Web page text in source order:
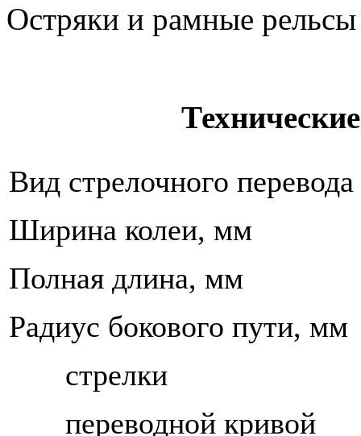
Остряки и рамные
Вид стрелочного перевода
Ширина колеи, мм
Полная длина, мм
Радиус бокового пути, мм
стрелки
переводной кривой